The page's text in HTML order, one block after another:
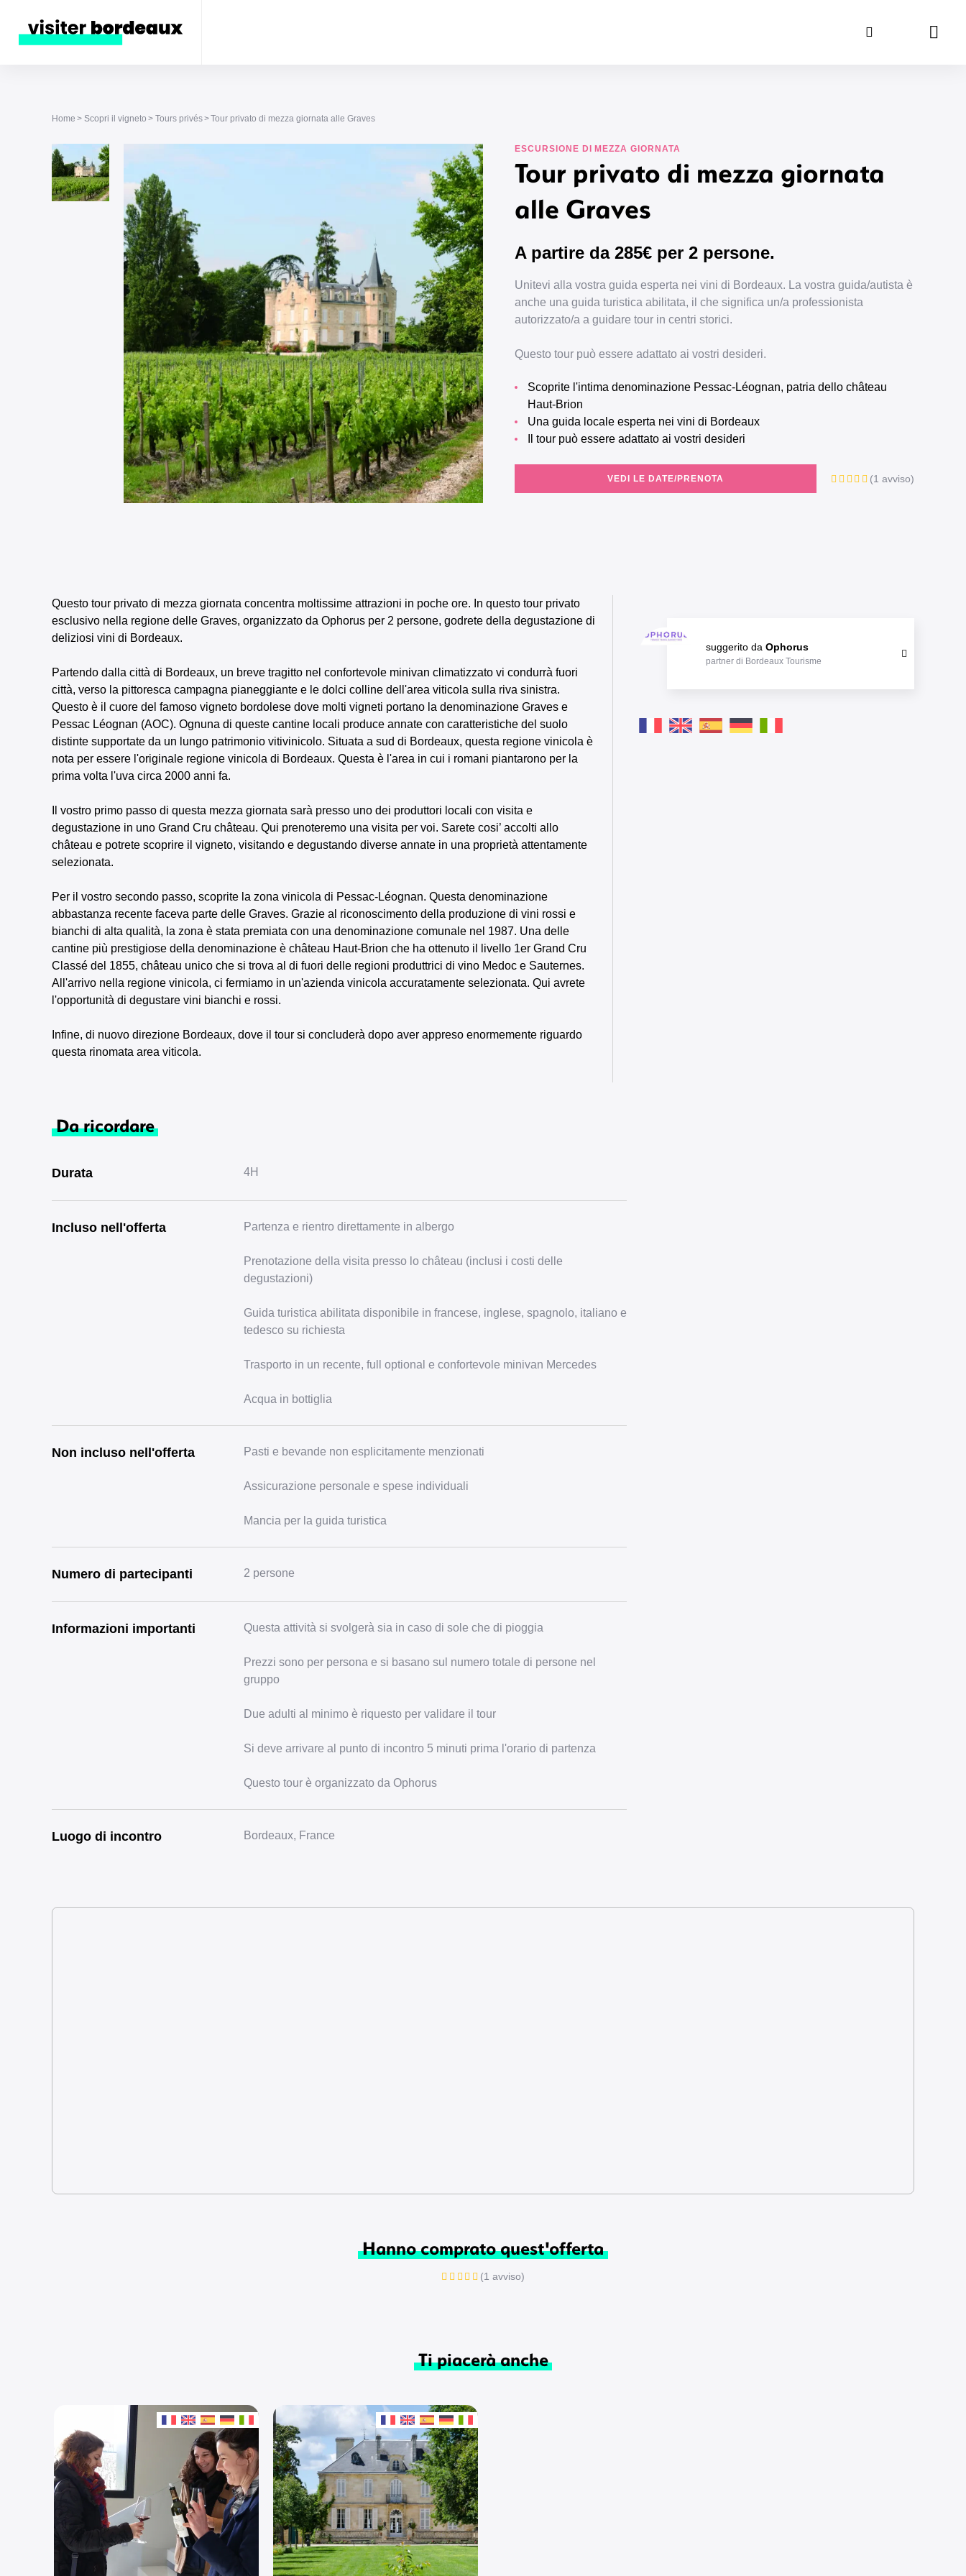
Ricerca
Home Scopri il vigneto Tours privés Tour privato di mezza giornata alle Graves
ESCURSIONE DI MEZZA GIORNATA
Tour privato di mezza giornata
alle Graves
A partire da 285€ per 2 persone.
Unitevi alla vostra guida esperta nei vini di Bordeaux. La vostra guida/autista è
anche una guida turistica abilitata, il che significa un/a professionista
autorizzato/a a guidare tour in centri storici.
Questo tour può essere adattato ai vostri desideri.
Scoprite l'intima denominazione Pessac-Léognan, patria dello château
Haut-Brion
Una guida locale esperta nei vini di Bordeaux
Il tour può essere adattato ai vostri desideri
(1 avviso)
VEDI LE DATE/PRENOTA
Questo tour privato di mezza giornata concentra moltissime attrazioni in poche ore. In questo tour privato
esclusivo nella regione delle Graves, organizzato da Ophorus per 2 persone, godrete della degustazione di
deliziosi vini di Bordeaux.
Partendo dalla città di Bordeaux, un breve tragitto nel confortevole minivan climatizzato vi condurrà fuori
città, verso la pittoresca campagna pianeggiante e le dolci colline dell'area viticola sulla riva sinistra.
Questo è il cuore del famoso vigneto bordolese dove molti vigneti portano la denominazione Graves e
Pessac Léognan (AOC). Ognuna di queste cantine locali produce annate con caratteristiche del suolo
distinte supportate da un lungo patrimonio vitivinicolo. Situata a sud di Bordeaux, questa regione vinicola è
nota per essere l'originale regione vinicola di Bordeaux. Questa è l'area in cui i romani piantarono per la
prima volta l'uva circa 2000 anni fa.
Il vostro primo passo di questa mezza giornata sarà presso uno dei produttori locali con visita e
degustazione in uno Grand Cru château. Qui prenoteremo una visita per voi. Sarete cosi’ accolti allo
château e potrete scoprire il vigneto, visitando e degustando diverse annate in una proprietà attentamente
selezionata.
Per il vostro secondo passo, scoprite la zona vinicola di Pessac-Léognan. Questa denominazione
abbastanza recente faceva parte delle Graves. Grazie al riconoscimento della produzione di vini rossi e
bianchi di alta qualità, la zona è stata premiata con una denominazione comunale nel 1987. Una delle
cantine più prestigiose della denominazione è château Haut-Brion che ha ottenuto il livello 1er Grand Cru
Classé del 1855, château unico che si trova al di fuori delle regioni produttrici di vino Medoc e Sauternes.
All'arrivo nella regione vinicola, ci fermiamo in un'azienda vinicola accuratamente selezionata. Qui avrete
l'opportunità di degustare vini bianchi e rossi.
Infine, di nuovo direzione Bordeaux, dove il tour si concluderà dopo aver appreso enormemente riguardo
questa rinomata area viticola.
suggerito da Ophorus
partner di Bordeaux Tourisme
Da ricordare
Durata 4H
Incluso nell'offerta Partenza e rientro direttamente in albergo
Prenotazione della visita presso lo château (inclusi i costi delle
degustazioni)
Guida turistica abilitata disponibile in francese, inglese, spagnolo, italiano e
tedesco su richiesta
Trasporto in un recente, full optional e confortevole minivan Mercedes
Acqua in bottiglia
Non incluso nell'offerta Pasti e bevande non esplicitamente menzionati
Assicurazione personale e spese individuali
Mancia per la guida turistica
Numero di partecipanti 2 persone
Informazioni importanti Questa attività si svolgerà sia in caso di sole che di pioggia
Prezzi sono per persona e si basano sul numero totale di persone nel
gruppo
Due adulti al minimo è riquesto per validare il tour
Si deve arrivare al punto di incontro 5 minuti prima l'orario di partenza
Questo tour è organizzato da Ophorus
Luogo di incontro Bordeaux, France
Hanno comprato quest'offerta
(1 avviso)
Ti piacerà anche